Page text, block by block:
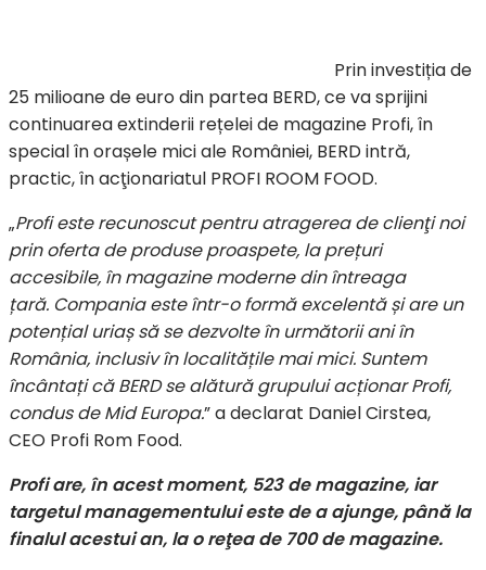
Prin investiția de
25 milioane de euro din partea BERD, ce va sprijini
continuarea extinderii rețelei de magazine Profi, în
special în orașele mici ale României, BERD intră,
practic, în acţionariatul PROFI ROOM FOOD.
„Profi este recunoscut pentru atragerea de clienţi noi
prin oferta de produse proaspete, la prețuri
accesibile, în magazine moderne din întreaga
țară. Compania este într-o formă excelentă și are un
potențial uriaș să se dezvolte în următorii ani în
România, inclusiv în localitățile mai mici. Suntem
încântați că BERD se alătură grupului acționar Profi,
condus de Mid Europa.” a declarat Daniel Cirstea,
CEO Profi Rom Food.
Profi are, în acest moment, 523 de magazine, iar
targetul managementului este de a ajunge, până la
finalul acestui an, la o reţea de 700 de magazine.